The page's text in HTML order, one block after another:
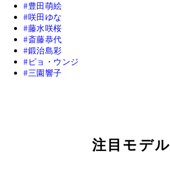
豊田萌絵
咲田ゆな
藤水咲桜
斎藤恭代
鍛治島彩
ピョ・ウンジ
三園響子
注目モデル